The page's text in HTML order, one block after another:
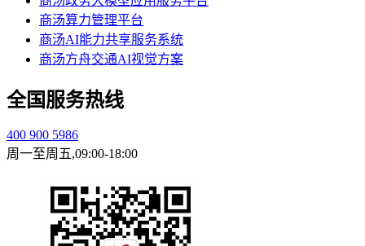
商汤算力管理平台
商汤AI能力共享服务系统
商汤方舟交通AI视觉方案
全国服务热线
400 900 5986
周一至周五,09:00-18:00